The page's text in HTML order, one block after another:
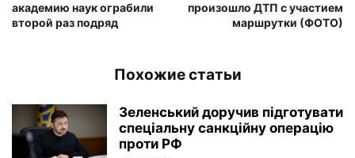
академию наук ограбили
второй раз подряд
произошло ДТП с участием
маршрутки (ФОТО)
Похожие статьи
Зеленський доручив підготувати
спеціальну санкційну операцію
проти РФ